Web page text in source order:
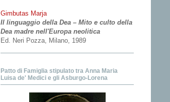
Gimbutas Marja
Il linguaggio della Dea – Mito e culto della
Dea madre nell'Europa neolitica
Ed. Neri Pozza, Milano, 1989
Patto di Famiglia stipulato tra Anna Maria
Luisa de' Medici e gli Asburgo-Lorena